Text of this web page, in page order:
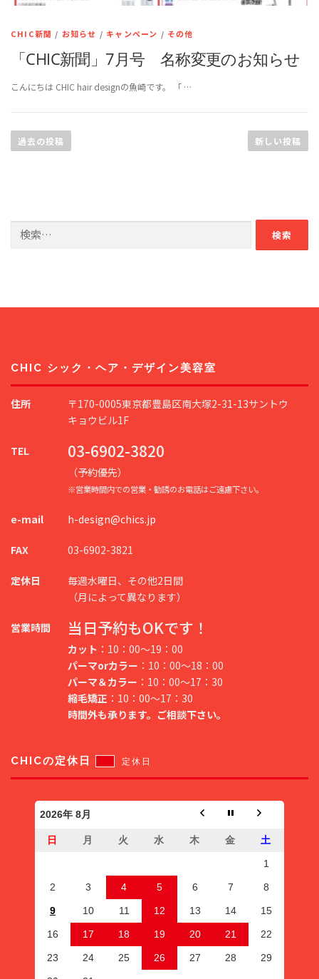
CHIC新聞 / お知らせ / キャンペーン / その他
「CHIC新聞」7月号 名称変更のお知らせ
こんにちは CHIC hair designの魚崎です。 「 …
稿
シ
過去の投稿 新しい投稿
索:
CHIC シック・ヘア・デザイン美容室
住所
〒170-0005東京都豊島区南大塚2-31-13サントウ
キョウビル1F
TEL 03-6902-3820
（予約優先）
※営業時間内での営業・勧誘のお電話はご遠慮下さい。
e-mail h-design@chics.jp
FAX 03-6902-3821
定休日
毎週水曜日、その他2日間
（月によって異なります）
営業時間 当日予約もOKです！
カット ：10：00～19：00
パーマorカラー ：10：00～18：00
パーマ＆カラー ：10：00～17：30
縮毛矯正 ：10：00～17：30
時間外も承ります。ご相談下さい。
CHICの定休日 定休日
2026年 8月
日 月 火 水 木 金 土
1
2 3 4 5 6 7 8
9 10 11 12 13 14 15
16 17 18 19 20 21 22
23 24 25 26 27 28 29